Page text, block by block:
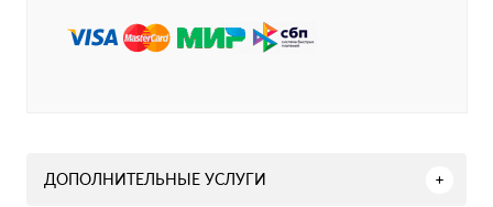
ДОПОЛНИТЕЛЬНЫЕ УСЛУГИ